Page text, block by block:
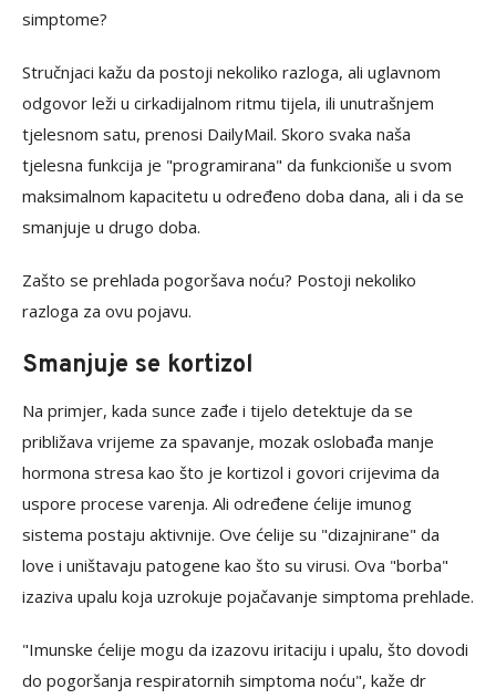
simptome?
Stručnjaci kažu da postoji nekoliko razloga, ali uglavnom
odgovor leži u cirkadijalnom ritmu tijela, ili unutrašnjem
tjelesnom satu, prenosi DailyMail. Skoro svaka naša
tjelesna funkcija je "programirana" da funkcioniše u svom
maksimalnom kapacitetu u određeno doba dana, ali i da se
smanjuje u drugo doba.
Zašto se prehlada pogoršava noću? Postoji nekoliko
razloga za ovu pojavu.
Smanjuje se kortizol
Na primjer, kada sunce zađe i tijelo detektuje da se
približava vrijeme za spavanje, mozak oslobađa manje
hormona stresa kao što je kortizol i govori crijevima da
uspore procese varenja. Ali određene ćelije imunog
sistema postaju aktivnije. Ove ćelije su "dizajnirane" da
love i uništavaju patogene kao što su virusi. Ova "borba"
izaziva upalu koja uzrokuje pojačavanje simptoma prehlade.
"Imunske ćelije mogu da izazovu iritaciju i upalu, što dovodi
do pogoršanja respiratornih simptoma noću", kaže dr